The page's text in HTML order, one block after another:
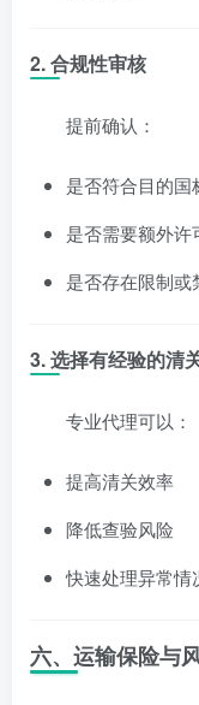
2.合规性审核
提前确认：
是否符合目的国
是否需要额外许
是否存在限制或
3.选择有经验的清
专业代理可以：
提高清关效率
降低查验风险
快速处理异常情
六、运输保险与